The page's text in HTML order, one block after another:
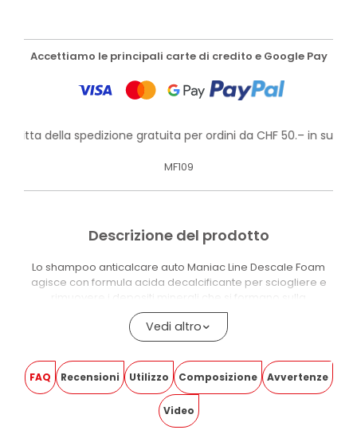
Accettiamo le principali carte di credito e Google Pay
della spedizione gratuita per ordini da CHF 50.– in su!
MF109
Descrizione del prodotto
Lo shampoo anticalcare auto Maniac Line Descale Foam
agisce con formula acida decalcificante per sciogliere e
rimuovere i depositi minerali che si formano sulla
carrozzeria.
Il pH acido rompe i legami chimici del calcare, eliminando
l’efficacia di sigillanti e rivestimenti nanotecnologici
precedentemente applicati.
La funzione è duplice: lavaggio e decontaminazione
Vedi altro
FAQ Recensioni Utilizzo Composizione Avvertenze
Video